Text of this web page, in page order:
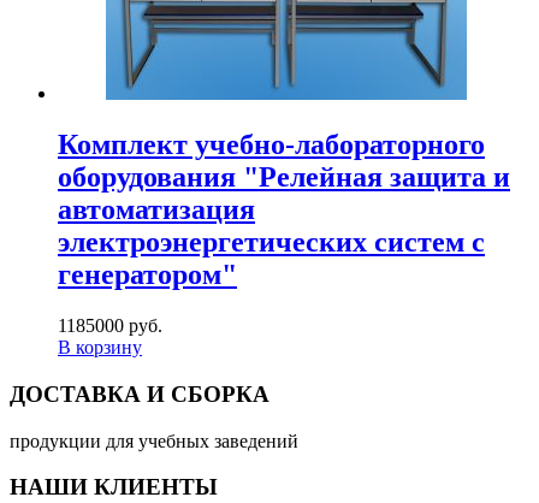
Комплект учебно-лабораторного
оборудования "Релейная защита и
автоматизация
электроэнергетических систем с
генератором"
1185000 руб.
В корзину
ДОСТАВКА И СБОРКА
продукции для учебных заведений
НАШИ КЛИЕНТЫ